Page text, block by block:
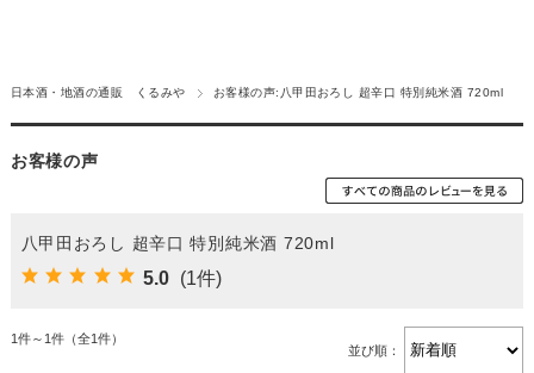
日本酒・地酒の通販 くるみや お客様の声:八甲田おろし 超辛口 特別純米酒 720ml
お客様の声
八甲田おろし 超辛口 特別純米酒 720ml
5.0 (1件)
1件～1件（全1件）
並び順：